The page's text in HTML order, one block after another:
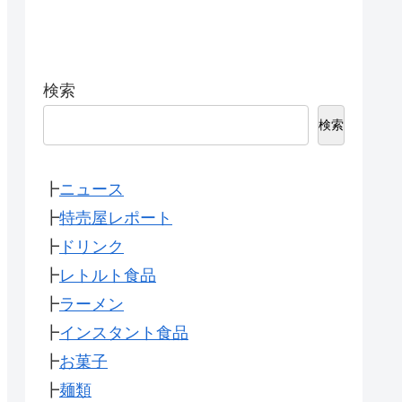
検索
検索
┣ニュース
┣特売屋レポート
┣ ドリンク
┣レトルト食品
┣ラーメン
┣インスタント食品
┣お菓子
┣麺類